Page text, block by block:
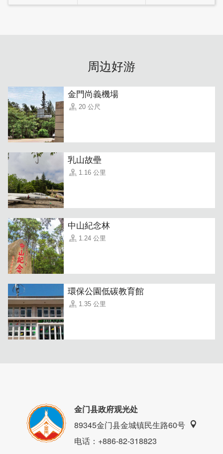
「蜜汁猪肉干」严选优质的猪肉精制而成，传统古早味的肉
「高粱酒辣味牛肉干」
法制作，浸泡金门高粱酒慢火炖煮，喜欢吃重口味的人，绝
对不能错过。
乔安牧场不仅提供多样在地伴手礼，乔安牧场更推出在地平
民小吃手工牛肉面，汤底使用牛大骨搭配新鲜蔬果慢火熬煮
与日制卤包，搭配乔安牧场的精选牛肉，来金门旅游绝对不
能错过这一味！如果要前往机场食供站用餐，地点位在候补
周边好游
金門尚義機場
20 公尺
乳山故壘
1.16 公里
中山紀念林
1.24 公里
環保公園低碳教育館
1.35 公里
金门县政府观光处
89345金门县金城镇民生路60号
电话：+886-82-318823